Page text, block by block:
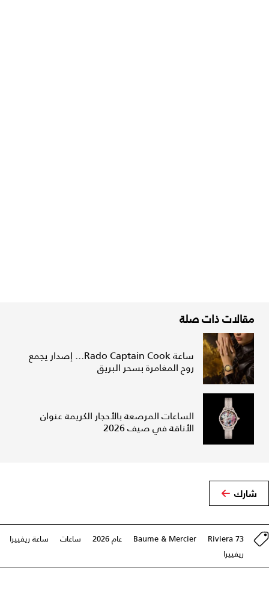
مقالات ذات صلة
ساعة Rado Captain Cook... إصدار يجمع
روح المغامرة بسحر البريق
الساعات المرصعة بالأحجار الكريمة عنوان
الأناقة في صيف 2026
شارك
Riviera 73
Baume & Mercier عام 2026 ساعات
ساعة ريفييرا
ريفييرا